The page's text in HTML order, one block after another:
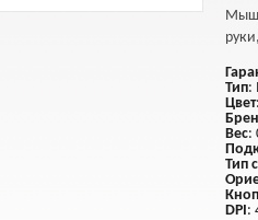
Тип:
Цвет
Вес:
Тип
DPI: